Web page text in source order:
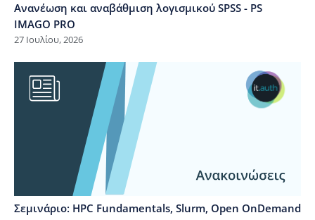
Ανανέωση και αναβάθμιση λογισμικού SPSS - PS
IMAGO PRO
27 Ιουλίου, 2026
Σεμινάριο: HPC Fundamentals, Slurm, Open OnDemand